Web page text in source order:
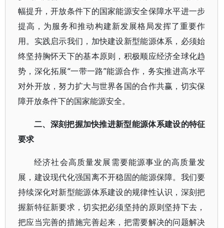
幅提升，开放条件下的国家能源安全保障水平进一步
提高，为服务和推动构建新发展格局发挥了重要作
用。实践启示我们，加快建设新型能源体系，必须始
终坚持胸怀天下的基本原则，积极顺应经济全球化趋
势，深化拓展“一带一路”能源合作，务实推进高水平
对外开放，努力扩大与世界各国的合作共赢，切实保
障开放条件下的国家能源安全。
二、深刻把握加快推进新型能源体系建设的特征
要求
经济社会高质量发展需要能源事业的高质量发
展，建设现代化强国离不开稳固的能源保障。我们要
持续深化对新型能源体系建设的规律性认识，深刻把
握新特征新要求，切实把必须坚持的原则坚持下去，
把应当完善的措施完善起来，把需要解决的问题解决